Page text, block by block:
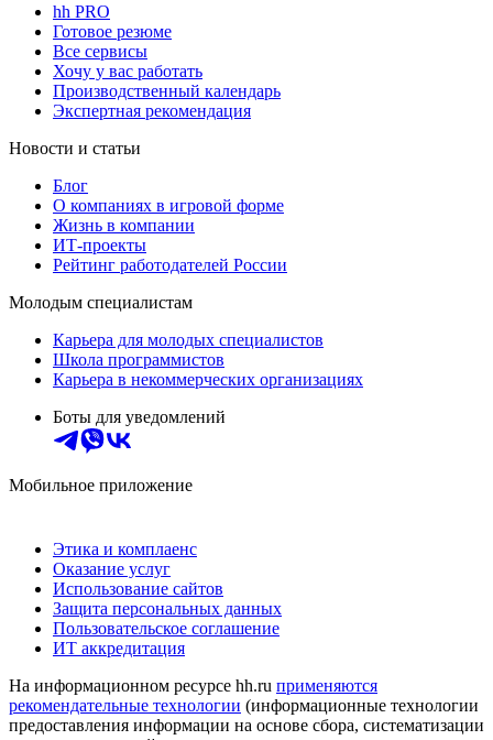
hh PRO
Готовое резюме
Все сервисы
Хочу у вас работать
Производственный календарь
Экспертная рекомендация
Новости и статьи
Блог
О компаниях в игровой форме
Жизнь в компании
ИТ-проекты
Рейтинг работодателей России
Молодым специалистам
Карьера для молодых специалистов
Школа программистов
Карьера в некоммерческих организациях
Боты для уведомлений
Мобильное приложение
Этика и комплаенс
Оказание услуг
Использование сайтов
Защита персональных данных
Пользовательское соглашение
ИТ аккредитация
На информационном ресурсе hh.ru применяются
рекомендательные технологии (информационные технологии
предоставления информации на основе сбора, систематизации